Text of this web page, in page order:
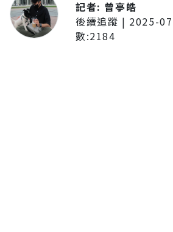
記者: 曾亭皓
後續追蹤 | 2025-
數:2184